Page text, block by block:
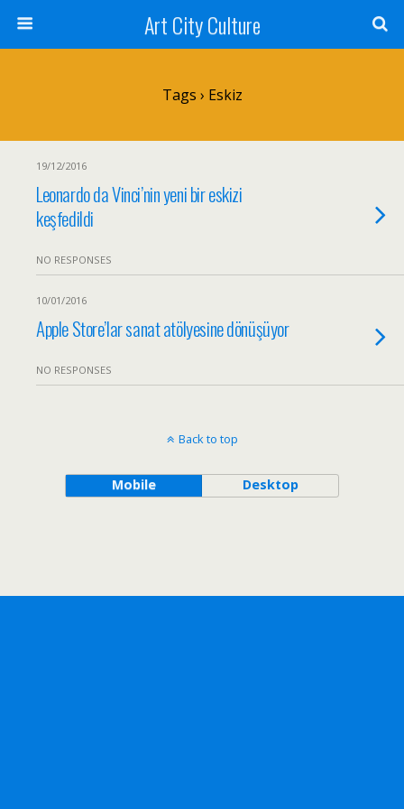
Art City Culture
Tags › Eskiz
19/12/2016
Leonardo da Vinci’nin yeni bir eskizi
keşfedildi
NO RESPONSES
10/01/2016
Apple Store’lar sanat atölyesine dönüşüyor
NO RESPONSES
Back to top
Mobile Desktop